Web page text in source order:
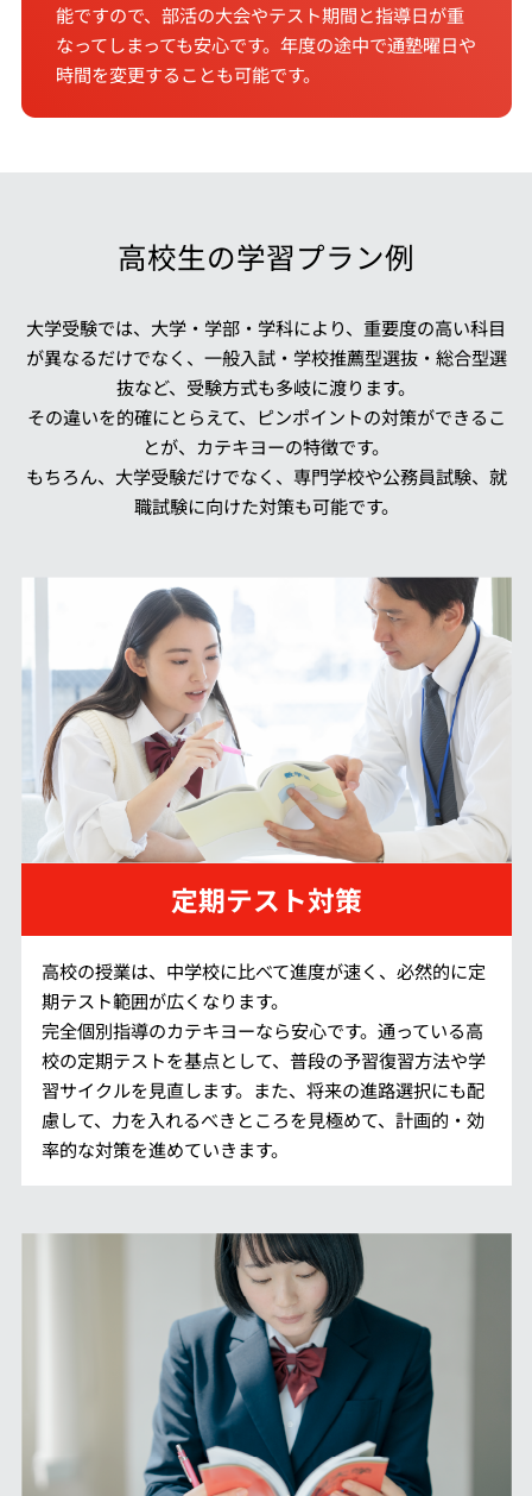
能ですので、部活の大会やテスト期間と指導日が重
なってしまっても安心です。年度の途中で通塾曜日や
時間を変更することも可能です。
高校生の学習プラン例
大学受験では、大学・学部・学科により、重要度の高い科目
が異なるだけでなく、一般入試・学校推薦型選抜・総合型選
抜など、受験方式も多岐に渡ります。
その違いを的確にとらえて、ピンポイントの対策ができるこ
とが、カテキヨーの特徴です。
もちろん、大学受験だけでなく、専門学校や公務員試験、就
職試験に向けた対策も可能です。
定期テスト対策
高校の授業は、中学校に比べて進度が速く、必然的に定
期テスト範囲が広くなります。
完全個別指導のカテキヨーなら安心です。通っている高
校の定期テストを基点として、普段の予習復習方法や学
習サイクルを見直します。また、将来の進路選択にも配
慮して、力を入れるべきところを見極めて、計画的・効
率的な対策を進めていきます。